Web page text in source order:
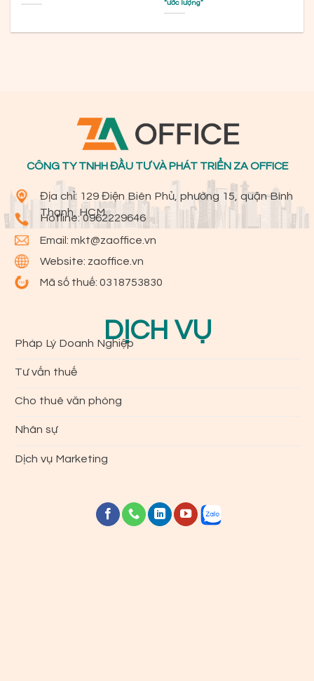
“ước lượng”
CÔNG TY TNHH ĐẦU TƯ VÀ PHÁT TRIỂN ZA OFFICE
Địa chỉ: 129 Điện Biên Phủ, phường 15, quận Bình
Thạnh, HCM
Hotline:0962229646
Email:mkt@zaoffice.vn
Website: zaoffice.vn
Mã số thuế: 0318753830
DỊCH VỤ
Pháp Lý Doanh Nghiệp
Tư vấn thuế
Cho thuê văn phòng
Nhân sự
Dịch vụ Marketing